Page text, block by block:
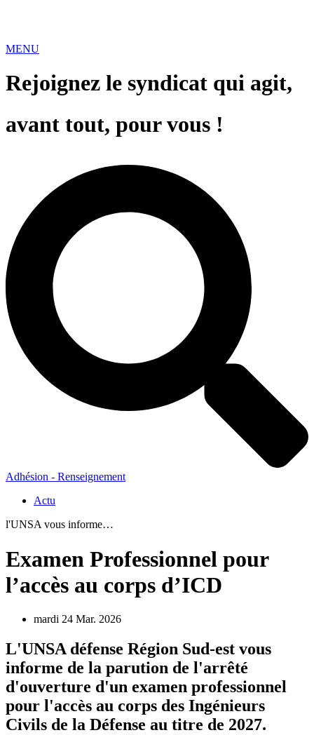
MENU
Rejoignez le syndicat qui agit,
avant tout, pour vous !
Adhésion - Renseignement
Actu
l'UNSA vous informe…
Examen Professionnel pour
l’accès au corps d’ICD
mardi 24 Mar. 2026
L'UNSA défense Région Sud-est vous
informe de la parution de l'arrêté
d'ouverture d'un examen professionnel
pour l'accès au corps des Ingénieurs
Civils de la Défense au titre de 2027.